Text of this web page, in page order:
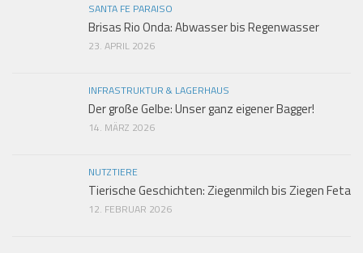
SANTA FE PARAISO
Brisas Rio Onda: Abwasser bis Regenwasser
23. APRIL 2026
INFRASTRUKTUR & LAGERHAUS
Der große Gelbe: Unser ganz eigener Bagger!
14. MÄRZ 2026
NUTZTIERE
Tierische Geschichten: Ziegenmilch bis Ziegen Feta
12. FEBRUAR 2026